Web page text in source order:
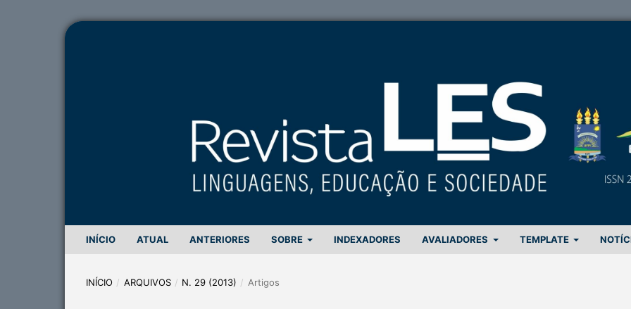
INÍCIO ATUAL ANTERIORES SOBRE INDEXADORES AVALIADORES TEMPLATE
INÍCIO / ARQUIVOS / N. 29 (2013) / Artigos